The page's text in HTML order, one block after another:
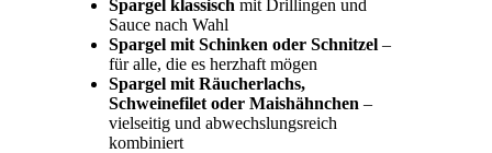
Spargel klassisch mit Drillingen und
Sauce nach Wahl
Spargel mit Schinken oder Schnitzel –
für alle, die es herzhaft mögen
Spargel mit Räucherlachs,
Schweinefilet oder Maishähnchen –
vielseitig und abwechslungsreich
kombiniert